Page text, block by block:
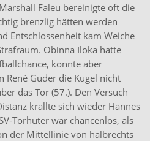
Faleu bereinigte oft die
brenzlig hätten werden
Entschlossenheit kam Weiche
Obinna Iloka hatte
konnte aber
René Guder die Kugel nicht
das Tor (57.). Den Versuch
krallte sich wieder Hannes
Torhüter war chancenlos, als
der Mittellinie von halbrechts